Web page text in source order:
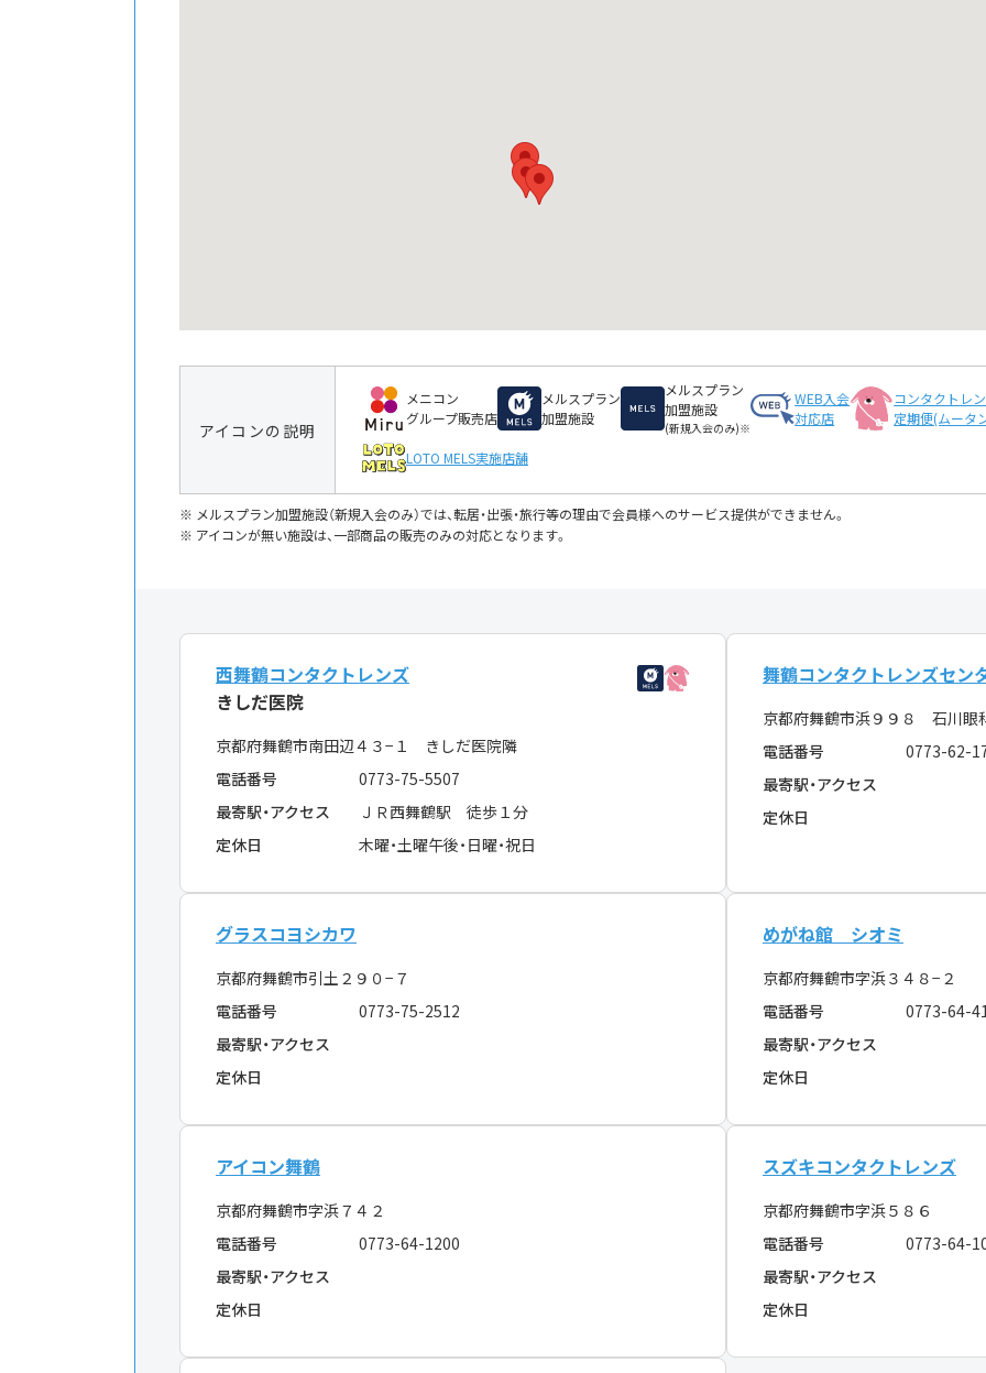
アイコンの説明
メニコン
グループ販売店
メルスプラン
加盟施設
メルスプラン
加盟施設
(新規入会のみ)※
WEB入会
対応店
コンタクトレ
定期便(ムータ
LOTO MELS実施店舗
メルスプラン加盟施設（新規入会のみ）では、転居・出張・旅行等の理由で会員様へのサービス提供ができません。
アイコンが無い施設は、一部商品の販売のみの対応となります。
西舞鶴コンタクトレンズ
きしだ医院
京都府舞鶴市南田辺４３−１ きしだ医院隣
電話番号
0773-75-5507
最寄駅・アクセス
ＪＲ西舞鶴駅 徒歩１分
定休日
木曜・土曜午後・日曜・祝日
舞鶴コンタクトレンズセン
京都府舞鶴市浜９９８ 石川眼
電話番号
0773-62-
最寄駅・アクセス
定休日
グラスコヨシカワ
京都府舞鶴市引土２９０−７
電話番号
0773-75-2512
最寄駅・アクセス
定休日
めがね館 シオミ
京都府舞鶴市字浜３４８−２
電話番号
0773-64-
最寄駅・アクセス
定休日
アイコン舞鶴
京都府舞鶴市字浜７４２
電話番号
0773-64-1200
最寄駅・アクセス
定休日
スズキコンタクトレンズ
京都府舞鶴市字浜５８６
電話番号
0773-64-
最寄駅・アクセス
定休日